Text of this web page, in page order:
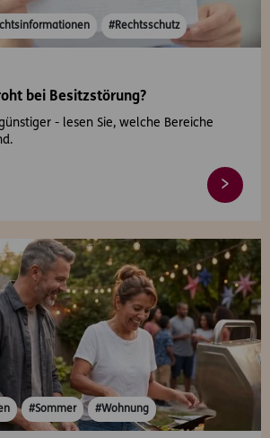
#Rechtsschutz
bei Besitzstörung?
- lesen Sie, welche Bereiche
#Sommer #Wohnung